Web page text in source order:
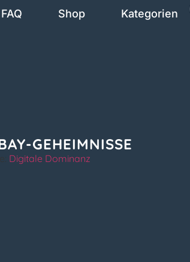
FAQ Shop Kategorien
GEHEIMNISSE
Digitale Dominanz